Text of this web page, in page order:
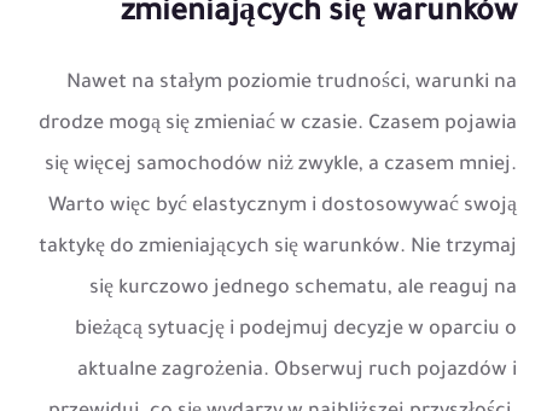
zmieniających się warunków
Nawet na stałym poziomie trudności, warunki na
drodze mogą się zmieniać w czasie. Czasem pojawia
się więcej samochodów niż zwykle, a czasem mniej.
Warto więc być elastycznym i dostosowywać swoją
taktykę do zmieniających się warunków. Nie trzymaj
się kurczowo jednego schematu, ale reaguj na
bieżącą sytuację i podejmuj decyzje w oparciu o
aktualne zagrożenia. Obserwuj ruch pojazdów i